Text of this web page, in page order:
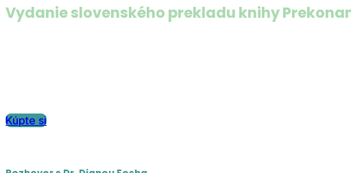
Vydanie slovenského prekladu knihy
Kúpte si